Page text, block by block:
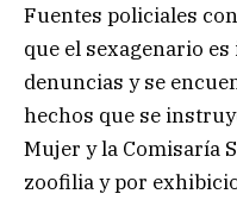
Fuentes policiales
que el sexagenario
denuncias y se
hechos que se
Mujer y la Comisaría
zoofilia y por